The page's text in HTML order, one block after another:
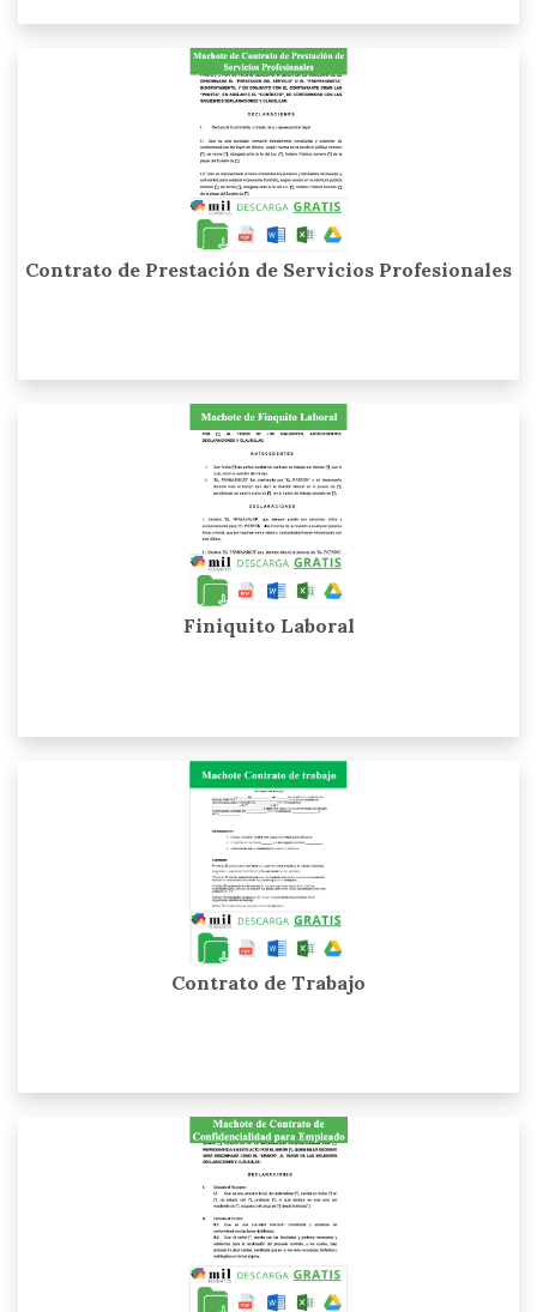
Contrato de Prestación de Servicios Profesionales
Finiquito Laboral
Contrato de Trabajo